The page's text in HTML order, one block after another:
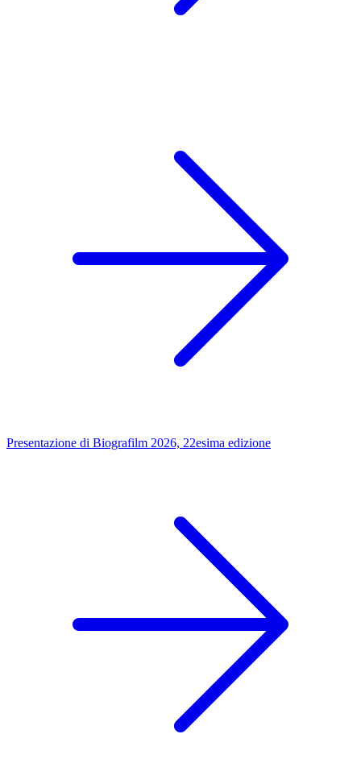
Presentazione di Biografilm 2026, 22esima edizione